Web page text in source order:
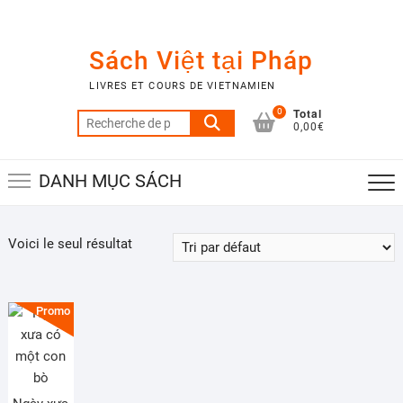
Sách Việt tại Pháp
LIVRES ET COURS DE VIETNAMIEN
Recherche
pour :
0 Total
0,00€
DANH MỤC SÁCH
Voici le seul résultat
Promo !